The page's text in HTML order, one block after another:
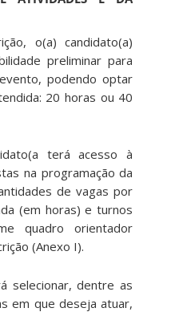
o(a) candidato(a)
preliminar para
podendo optar
20 horas ou 40
terá acesso à
na programação da
de vagas por
(em horas) e turnos
quadro orientador
(Anexo I).
selecionar, dentre as
em que deseja atuar,